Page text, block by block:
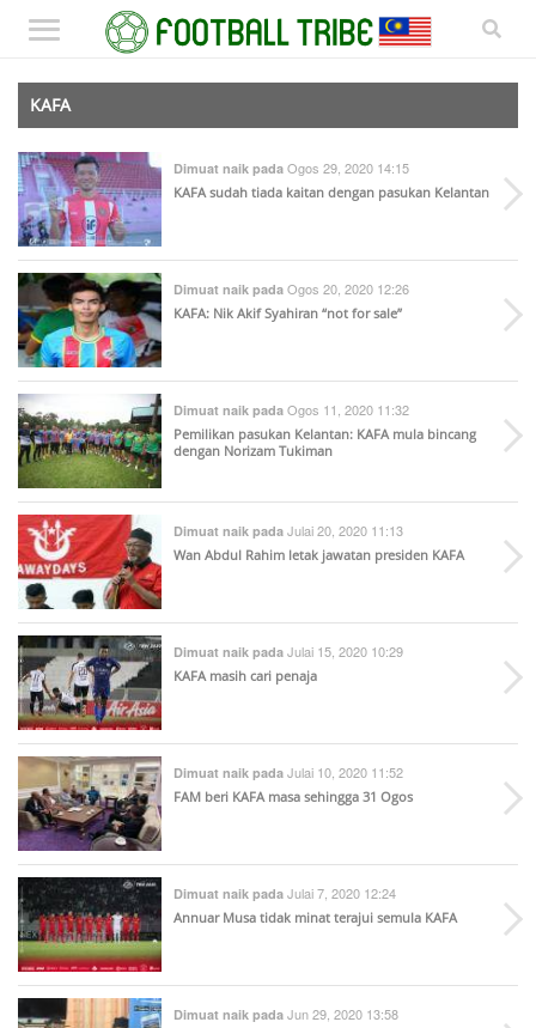
KAFA
Dimuat naik pada Ogos 29, 2020 14:15
KAFA sudah tiada kaitan dengan pasukan Kelantan
Dimuat naik pada Ogos 20, 2020 12:26
KAFA: Nik Akif Syahiran “not for sale”
Dimuat naik pada Ogos 11, 2020 11:32
Pemilikan pasukan Kelantan: KAFA mula bincang
dengan Norizam Tukiman
Dimuat naik pada Julai 20, 2020 11:13
Wan Abdul Rahim letak jawatan presiden KAFA
Dimuat naik pada Julai 15, 2020 10:29
KAFA masih cari penaja
Dimuat naik pada Julai 10, 2020 11:52
FAM beri KAFA masa sehingga 31 Ogos
Dimuat naik pada Julai 7, 2020 12:24
Annuar Musa tidak minat terajui semula KAFA
Dimuat naik pada Jun 29, 2020 13:58